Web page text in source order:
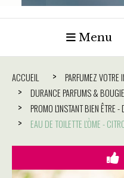
Menu
ACCUEIL
PARFUMEZ VOTRE
DURANCE PARFUMS &
PROMO L'INSTANT BIEN ÊTRE -
EAU DE TOILETTE L'ÒME -